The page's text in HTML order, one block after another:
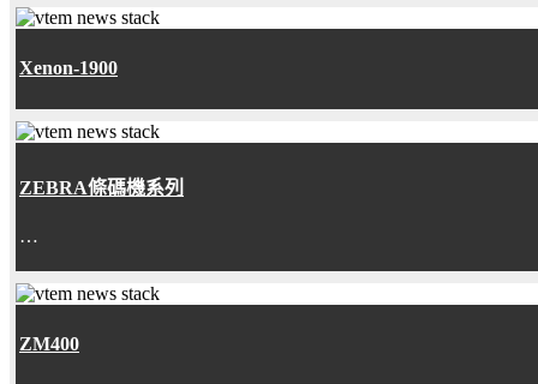
Xenon-1900
ZEBRA條碼機系列
…
ZM400